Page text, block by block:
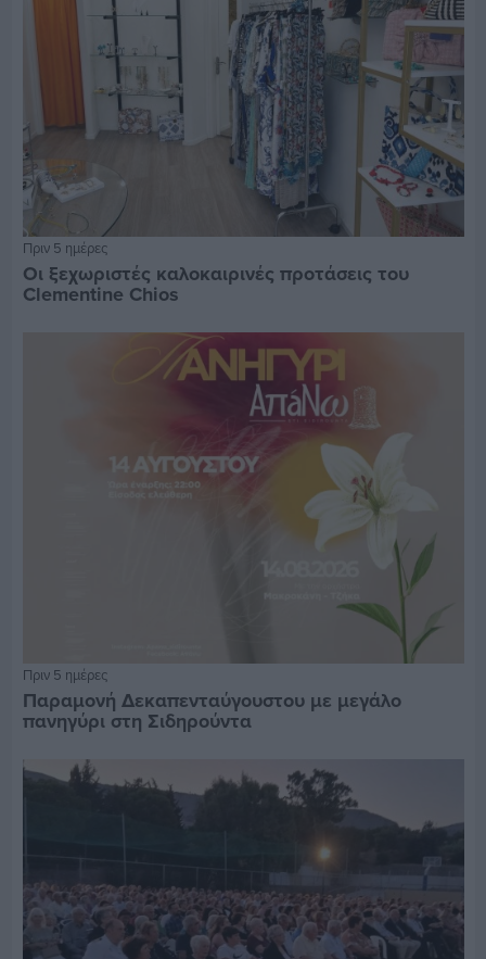
Πριν 5 ημέρες
Οι ξεχωριστές καλοκαιρινές προτάσεις του
Clementine Chios
Πριν 5 ημέρες
Παραμονή Δεκαπενταύγουστου με μεγάλο
πανηγύρι στη Σιδηρούντα